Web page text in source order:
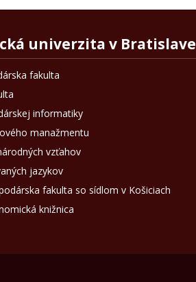
univerzita v Bratislave
fakulta
informatiky
manažmentu
vzťahov
jazykov
fakulta so sídlom v Košiciach
knižnica